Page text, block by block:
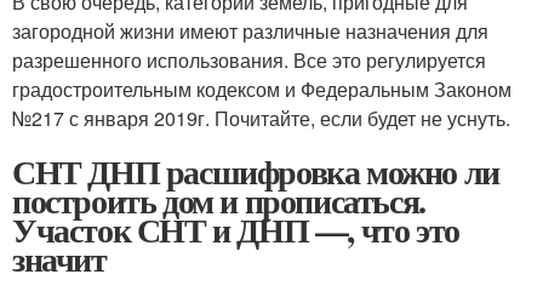
загородной жизни имеют различные назначения для
разрешенного использования. Все это регулируется
градостроительным кодексом и Федеральным Законом
№217 с января 2019г. Почитайте, если будет не уснуть.
СНТ ДНП расшифровка можно ли
построить дом и прописаться.
Участок СНТ и ДНП —, что это
значит